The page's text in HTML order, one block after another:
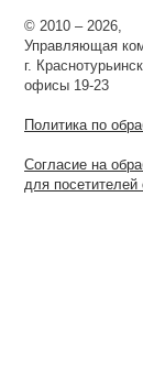
© 2010 – 2026,
Управляющая
г.
офисы 19-23
Политика по
Согласие на
для посетителей